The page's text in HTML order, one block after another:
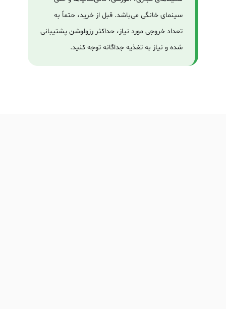
سینمای خانگی می‌باشد. قبل از خرید، حتماً به
تعداد خروجی مورد نیاز، حداکثر رزولوشن پشتیبانی
شده و نیاز به تغذیه جداگانه توجه کنید.